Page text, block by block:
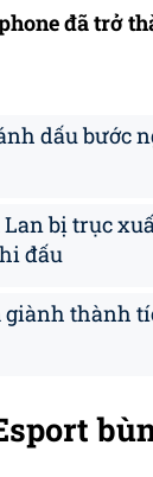
đã trở
dấu bước
bị trục
đấu
thành